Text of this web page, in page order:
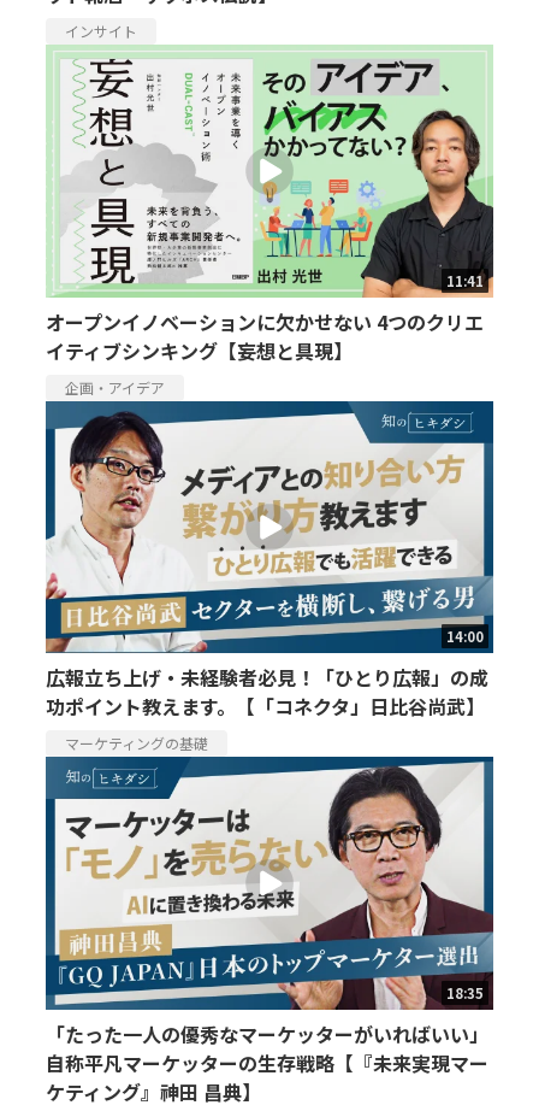
インサイト
11:41
オープンイノベーションに欠かせない 4つのクリエ
イティブシンキング【妄想と具現】
企画・アイデア
14:00
広報立ち上げ・未経験者必見！「ひとり広報」の成
功ポイント教えます。【「コネクタ」日比谷尚武】
マーケティングの基礎
18:35
「たった一人の優秀なマーケッターがいればいい」
自称平凡マーケッターの生存戦略【『未来実現マー
ケティング』神田 昌典】